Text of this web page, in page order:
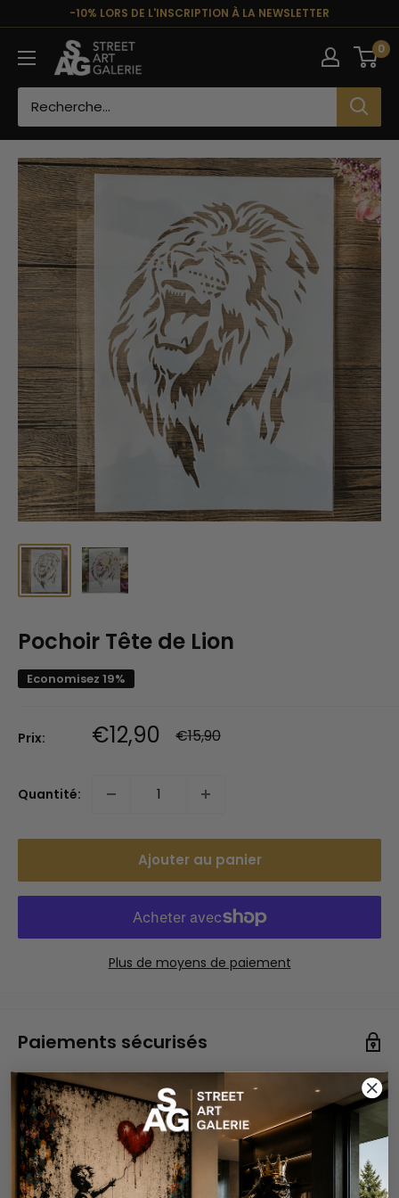
contenu
-10% LORS DE L'INSCRIPTION À LA NEWSLETTER
Street
Art
0
Pochoir Tête de Lion
Economisez 19%
Prix: Prix
réduit
€12,90 Prix
normal
€15,90
Quantité:
Ajouter au panier
Plus de moyens de paiement
Paiements sécurisés
Vos informations de paiement sont gérées de manière
sécurisée. Nous ne stockons ni ne pouvons récupérer